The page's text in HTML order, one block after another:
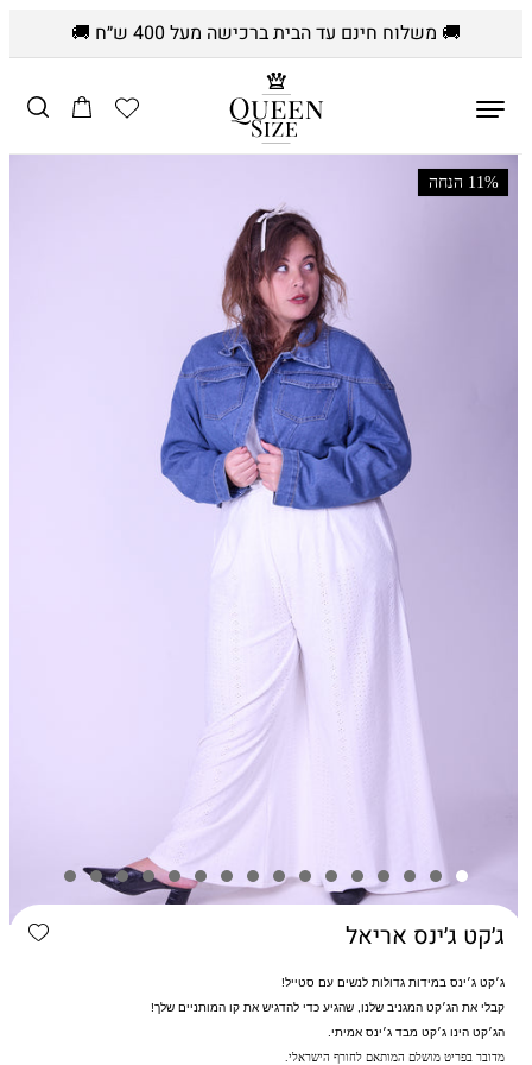
דלג לתוכן
🚚 משלוח חינם עד הבית ברכישה מעל 400 ש״ח 🚚
הרשימה
שלי
עֲגָלָה
דלג לפרטי
המוצר
11% הנחה
ג׳קט ג׳ינס אריאל
ג׳קט ג׳ינס במידות גדולות לנשים עם סטייל!
קבלי את הג׳קט המגניב שלנו, שהגיע כדי להדגיש את קו המותניים שלך!
הג׳קט הינו ג׳קט מבד ג׳ינס אמיתי.
מדובר בפריט מושלם המותאם לחורף הישראלי.
wishlist